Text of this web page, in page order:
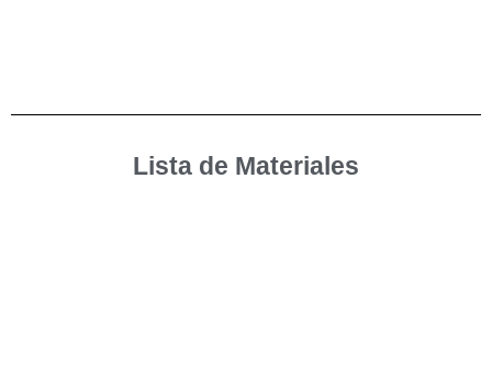
Lista de Materiales